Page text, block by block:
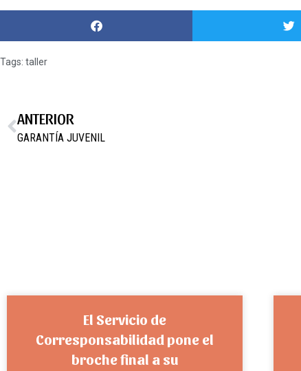
Tags: taller
ANTERIOR
GARANTÍA JUVENIL
El Servicio de
Corresponsabilidad pone el
broche final a su